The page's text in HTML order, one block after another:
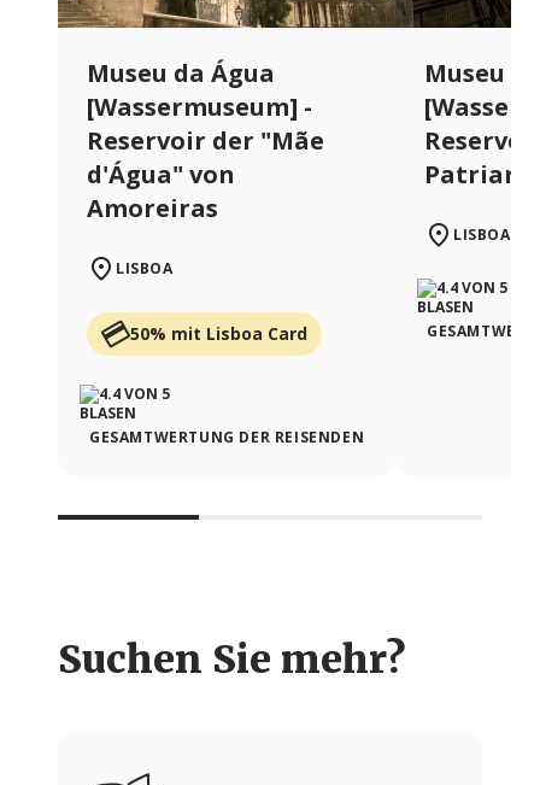
Museu da Água
[Wassermuseum] -
Reservoir der "Mãe
d'Água" von
Amoreiras
LISBOA
50% mit Lisboa Card
GESAMTWERTUNG DER REISENDEN
Museu
LISBOA
Suchen Sie mehr?